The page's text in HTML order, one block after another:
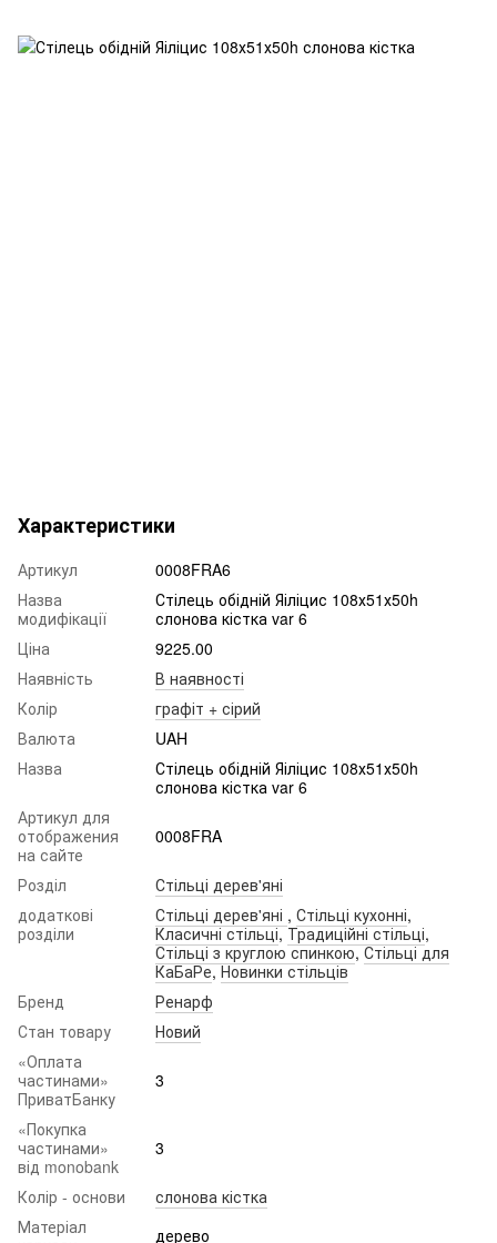
Характеристики
Артикул
0008FRA6
Назва
модифікації
Стілець обідній Яіліцис 108х51х50h
слонова кістка var 6
Ціна
9225.00
Наявність
В наявності
Колір
графіт + сірий
Валюта
UAH
Назва
Стілець обідній Яіліцис 108х51х50h
слонова кістка var 6
Артикул для
отображения
на сайте
0008FRA
Розділ
Стільці дерев'яні
додаткові
розділи
Стільці дерев'яні , Стільці кухонні,
Класичні стільці,Традиційні стільці,
Стільці з круглою спинкою,Стільці для
КаБаРе,Новинки стільців
Бренд
Ренарф
Стан товару
Новий
«Оплата
частинами»
ПриватБанку
3
«Покупка
частинами»
від monobank
3
Колір - основи
слонова кістка
Матеріал
дерево